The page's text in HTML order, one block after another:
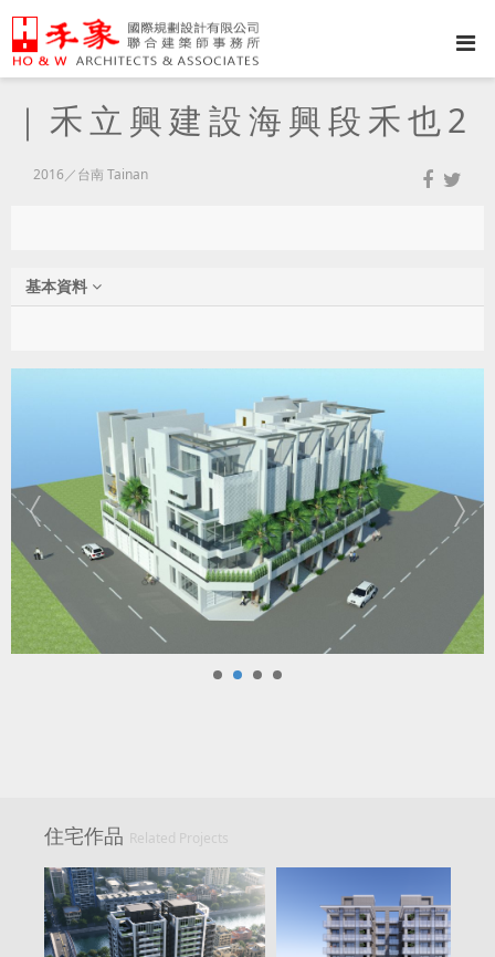
｜禾立興建設海興段禾也2
2016／台南 Tainan
基本資料
住宅作品 Related Projects